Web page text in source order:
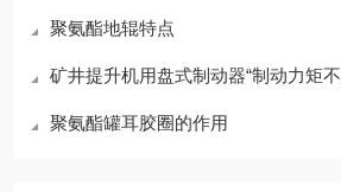
聚氨酯地辊特点
矿井提升机用盘式制动器“制动力矩不足
聚氨酯罐耳胶圈的作用